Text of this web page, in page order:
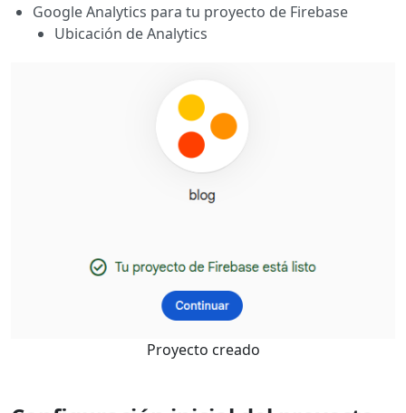
Google Analytics para tu proyecto de Firebase
Ubicación de Analytics
Proyecto creado